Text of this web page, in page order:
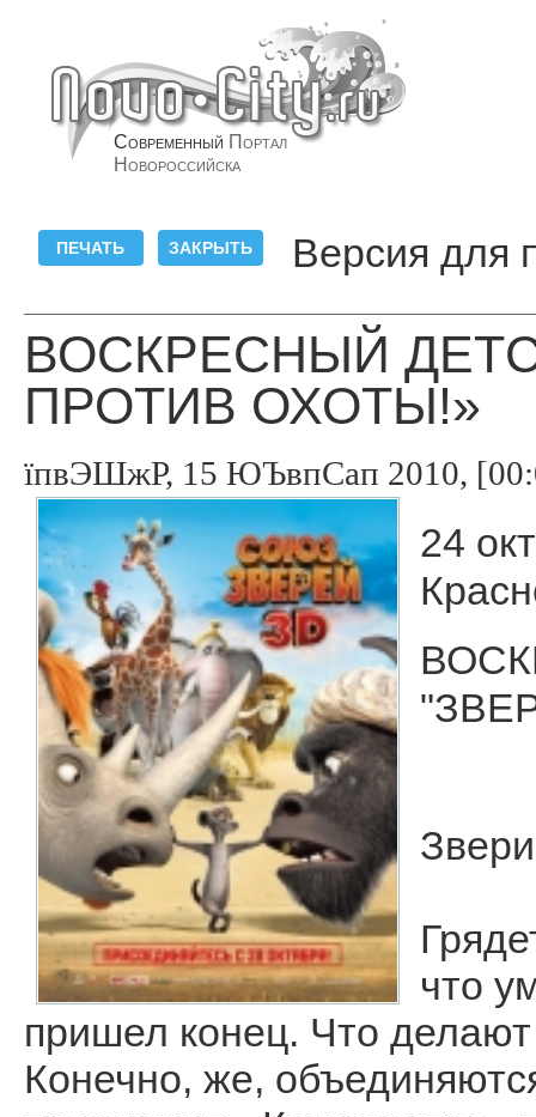
Современный Портал
Новороссийска
Версия для
ВОСКРЕСНЫЙ
ПРОТИВ ОХОТЫ!»
їпвЭШжР, 15 ЮЪвпСап 2010,
24
что
пришел конец. Что
Конечно, же,